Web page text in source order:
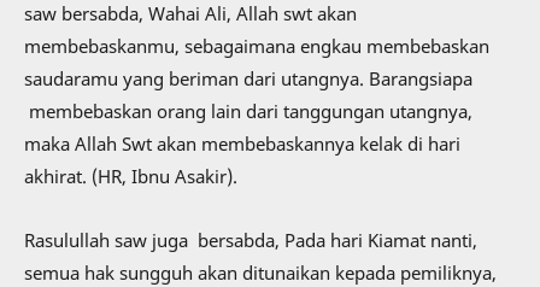
saw bersabda, Wahai Ali, Allah swt akan
membebaskanmu, sebagaimana engkau membebaskan
saudaramu yang beriman dari utangnya. Barangsiapa
membebaskan orang lain dari tanggungan utangnya,
maka Allah Swt akan membebaskannya kelak di hari
akhirat. (HR, Ibnu Asakir).
Rasulullah saw juga bersabda, Pada hari Kiamat nanti,
semua hak sungguh akan ditunaikan kepada pemiliknya,